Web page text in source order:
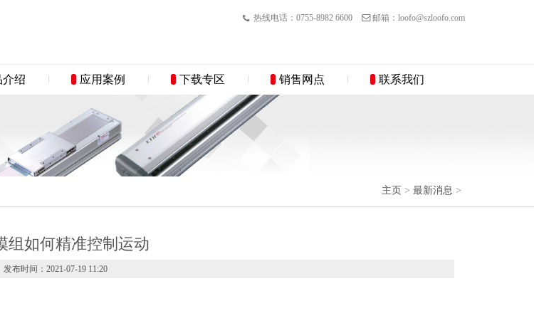
热线电话：0755-8982 6600 邮箱：loofo@szloofo.com
介绍 应用案例 下载专区 销售网点 联系我们
主页 > 最新消息 >
组如何精准控制运动
发布时间：2021-07-19 11:20